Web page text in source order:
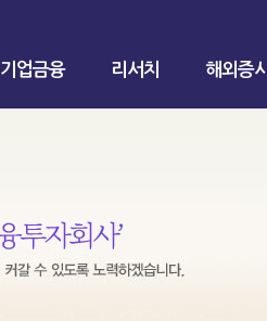
기업금융 리서치 해외증시